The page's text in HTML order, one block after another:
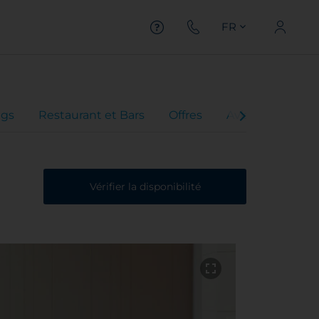
FR
Restaurant et Bars Offres Avis client
Vérifier la disponibilité